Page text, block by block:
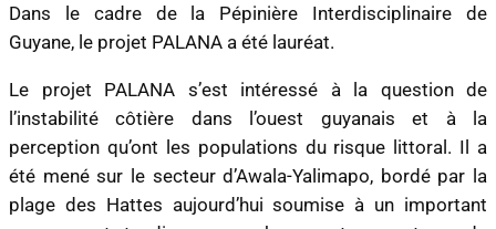
Dans le cadre de la Pépinière Interdisciplinaire de
Guyane, le projet PALANA a été lauréat.
Le projet PALANA s’est intéressé à la question de
l’instabilité côtière dans l’ouest guyanais et à la
perception qu’ont les populations du risque littoral. Il a
été mené sur le secteur d’Awala-Yalimapo, bordé par la
plage des Hattes aujourd’hui soumise à un important